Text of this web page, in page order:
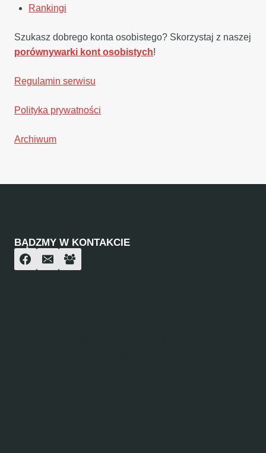
Rankingi
Szukasz dobrego konta osobistego? Skorzystaj z naszej
porównywarki kont osobistych!
Regulamin serwisu
Polityka prywatności
Archiwum
BĄDZMY W KONTAKCIE